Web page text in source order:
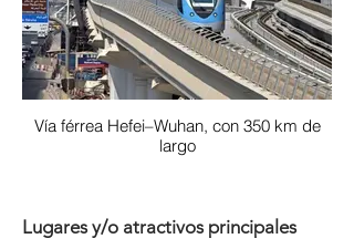
Vía férrea Hefei–Wuhan, con 350 km de
largo
Lugares y/o atractivos principales